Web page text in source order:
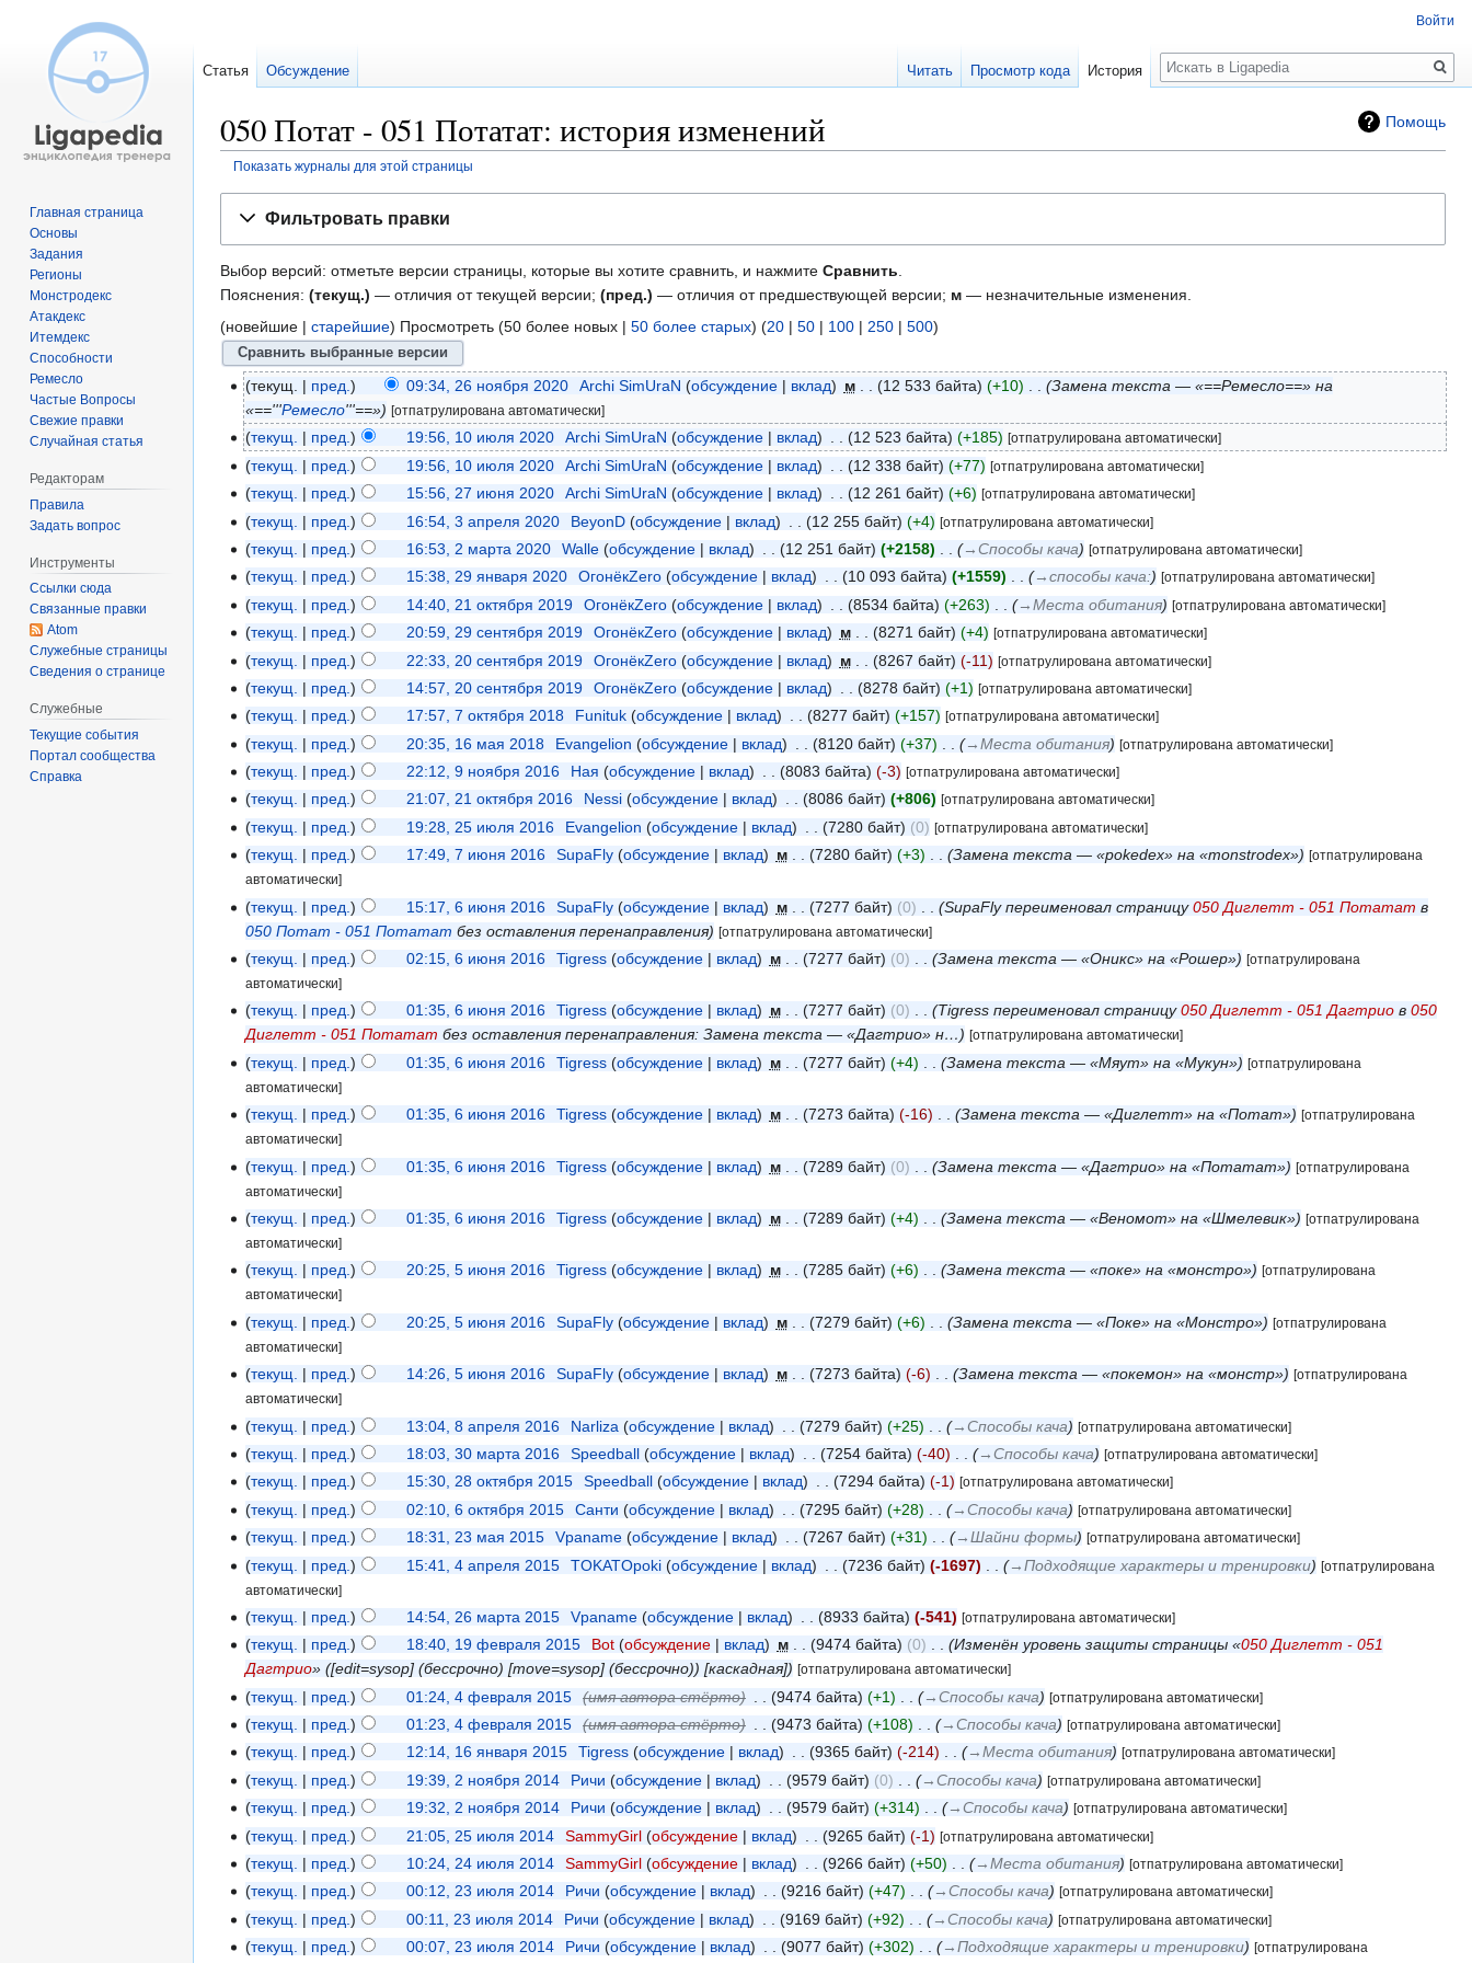
Помощь
050 Потат - 051 Потатат: история изменений
Показать журналы для этой страницы
Фильтровать правки
Выбор версий: отметьте версии страницы, которые вы хотите сравнить, и нажмите Сравнить
Пояснения: (текущ.) — отличия от текущей версии; (пред.) — отличия от предшествующей версии; м — незначительные изменения.
(новейшие | старейшие) Просмотреть (50 более новых | 50 более старых) (20 | 50 | 100 | 250 | 500)
текущ. пред. 09:34, 26 ноября 2020 Archi SimUraN обсуждение вклад м 12 533 байта +10
Замена текста — «==Ремесло==» на
«=='''Ремесло'''==» [отпатрулирована автоматически]
текущ. пред. 19:56, 10 июля 2020 Archi SimUraN обсуждение вклад 12 523 байта +185 [отпатрулирована автоматически]
текущ. пред. 19:56, 10 июля 2020 Archi SimUraN обсуждение вклад 12 338 байт +77 [отпатрулирована автоматически]
текущ. пред. 15:56, 27 июня 2020 Archi SimUraN обсуждение вклад 12 261 байт +6 [отпатрулирована автоматически]
текущ. пред. 16:54, 3 апреля 2020 BeyonD обсуждение вклад 12 255 байт +4 [отпатрулирована автоматически]
текущ. пред. 16:53, 2 марта 2020 Walle обсуждение вклад 12 251 байт +2158 →‎Способы кача [отпатрулирована автоматически]
текущ. пред. 15:38, 29 января 2020 ОгонёкZero обсуждение вклад 10 093 байта +1559 →‎способы кача: [отпатрулирована автоматически]
текущ. пред. 14:40, 21 октября 2019 ОгонёкZero обсуждение вклад 8534 байта +263 →‎Места обитания [отпатрулирована автоматически]
текущ. пред. 20:59, 29 сентября 2019 ОгонёкZero обсуждение вклад м 8271 байт +4 [отпатрулирована автоматически]
текущ. пред. 22:33, 20 сентября 2019 ОгонёкZero обсуждение вклад м 8267 байт -11 [отпатрулирована автоматически]
текущ. пред. 14:57, 20 сентября 2019 ОгонёкZero обсуждение вклад 8278 байт +1 [отпатрулирована автоматически]
текущ. пред. 17:57, 7 октября 2018 Funituk обсуждение вклад 8277 байт +157 [отпатрулирована автоматически]
текущ. пред. 20:35, 16 мая 2018 Evangelion обсуждение вклад 8120 байт +37 →‎Места обитания [отпатрулирована автоматически]
текущ. пред. 22:12, 9 ноября 2016 Ная обсуждение вклад 8083 байта -3 [отпатрулирована автоматически]
текущ. пред. 21:07, 21 октября 2016 Nessi обсуждение вклад 8086 байт +806 [отпатрулирована автоматически]
текущ. пред. 19:28, 25 июля 2016 Evangelion обсуждение вклад 7280 байт 0 [отпатрулирована автоматически]
текущ. пред. 17:49, 7 июня 2016 SupaFly обсуждение вклад м 7280 байт +3 Замена текста — «pokedex» на «monstrodex»
[отпатрулирована
автоматически]
текущ. пред. 15:17, 6 июня 2016 SupaFly обсуждение вклад м 7277 байт 0 SupaFly переименовал страницу050 Диглетт - 051 Потатат в
050 Потат - 051 Потатат без оставления перенаправления [отпатрулирована автоматически]
текущ. пред. 02:15, 6 июня 2016 Tigress обсуждение вклад м 7277 байт 0 Замена текста — «Оникс» на «Рошер»
[отпатрулирована
автоматически]
текущ. пред. 01:35, 6 июня 2016 Tigress обсуждение вклад м 7277 байт 0 Tigress переименовал страницу050 Диглетт - 051 Дагтриов 050
Диглетт - 051 Потатат без оставления перенаправления: Замена текста — «Дагтрио» н… [отпатрулирована автоматически]
текущ. пред. 01:35, 6 июня 2016 Tigress обсуждение вклад м 7277 байт +4 Замена текста — «Мяут» на «Мукун»
[отпатрулирована
автоматически]
текущ. пред. 01:35, 6 июня 2016 Tigress обсуждение вклад м 7273 байта -16 Замена текста — «Диглетт» на «Потат»
[отпатрулирована
автоматически]
текущ. пред. 01:35, 6 июня 2016 Tigress обсуждение вклад м 7289 байт 0 Замена текста — «Дагтрио» на «Потатат»
[отпатрулирована
автоматически]
текущ. пред. 01:35, 6 июня 2016 Tigress обсуждение вклад м 7289 байт +4 Замена текста — «Веномот» на «Шмелевик»
[отпатрулирована
автоматически]
текущ. пред. 20:25, 5 июня 2016 Tigress обсуждение вклад м 7285 байт +6 Замена текста — «поке» на «монстро»
[отпатрулирована
автоматически]
текущ. пред. 20:25, 5 июня 2016 SupaFly обсуждение вклад м 7279 байт +6 Замена текста — «Поке» на «Монстро»
[отпатрулирована
автоматически]
текущ. пред. 14:26, 5 июня 2016 SupaFly обсуждение вклад м 7273 байта -6 Замена текста — «покемон» на «монстр»
[отпатрулирована
автоматически]
текущ. пред. 13:04, 8 апреля 2016 Narliza обсуждение вклад 7279 байт +25 →‎Способы кача [отпатрулирована автоматически]
текущ. пред. 18:03, 30 марта 2016 Speedball обсуждение вклад 7254 байта -40 →‎Способы кача [отпатрулирована автоматически]
текущ. пред. 15:30, 28 октября 2015 Speedball обсуждение вклад 7294 байта -1 [отпатрулирована автоматически]
текущ. пред. 02:10, 6 октября 2015 Санти обсуждение вклад 7295 байт +28 →‎Способы кача [отпатрулирована автоматически]
текущ. пред. 18:31, 23 мая 2015 Vpaname обсуждение вклад 7267 байт +31 →‎Шайни формы [отпатрулирована автоматически]
текущ. пред. 15:41, 4 апреля 2015 TOKATOpoki обсуждение вклад 7236 байт -1697 →‎Подходящие характеры и тренировки
[отпатрулирована
автоматически]
текущ. пред. 14:54, 26 марта 2015 Vpaname обсуждение вклад 8933 байта -541 [отпатрулирована автоматически]
текущ. пред. 18:40, 19 февраля 2015 Bot обсуждение вклад м 9474 байта 0 Изменён уровень защиты страницы «050 Диглетт - 051
Дагтрио» (‎[edit=sysop] (бессрочно) ‎[move=sysop] (бессрочно)) [каскадная] [отпатрулирована автоматически]
текущ. пред. 01:24, 4 февраля 2015 (имя автора стёрто) 9474 байта +1 →‎Способы кача [отпатрулирована автоматически]
текущ. пред. 01:23, 4 февраля 2015 (имя автора стёрто) 9473 байта +108 →‎Способы кача [отпатрулирована автоматически]
текущ. пред. 12:14, 16 января 2015 Tigress обсуждение вклад 9365 байт -214 →‎Места обитания [отпатрулирована автоматически]
текущ. пред. 19:39, 2 ноября 2014 Ричи обсуждение вклад 9579 байт 0 →‎Способы кача [отпатрулирована автоматически]
текущ. пред. 19:32, 2 ноября 2014 Ричи обсуждение вклад 9579 байт +314 →‎Способы кача [отпатрулирована автоматически]
текущ. пред. 21:05, 25 июля 2014 SammyGirl обсуждение вклад 9265 байт -1 [отпатрулирована автоматически]
текущ. пред. 10:24, 24 июля 2014 SammyGirl обсуждение вклад 9266 байт +50 →‎Места обитания [отпатрулирована автоматически]
текущ. пред. 00:12, 23 июля 2014 Ричи обсуждение вклад 9216 байт +47 →‎Способы кача [отпатрулирована автоматически]
текущ. пред. 00:11, 23 июля 2014 Ричи обсуждение вклад 9169 байт +92 →‎Способы кача [отпатрулирована автоматически]
текущ. пред. 00:07, 23 июля 2014 Ричи обсуждение вклад 9077 байт +302 →‎Подходящие характеры и тренировки [отпатрулирована
Войти
Статья Обсуждение Читать Просмотр кода История
Поиск
Главная страница
Основы
Задания
Регионы
Монстродекс
Атакдекс
Итемдекс
Способности
Ремесло
Частые Вопросы
Свежие правки
Случайная статья
Редакторам
Правила
Задать вопрос
Инструменты
Ссылки сюда
Связанные правки
Atom
Служебные страницы
Сведения о странице
Служебные
Текущие события
Портал сообщества
Справка